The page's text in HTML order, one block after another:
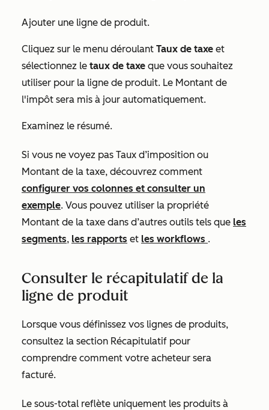
Ajouter une ligne de produit.
Cliquez sur le menu déroulant Taux de taxe et
sélectionnez le taux de taxe que vous souhaitez
utiliser pour la ligne de produit. Le Montant de
l'impôt sera mis à jour automatiquement.
Examinez le résumé.
Si vous ne voyez pas Taux d’imposition ou
Montant de la taxe, découvrez comment
configurer vos colonnes et consulter un
exemple. Vous pouvez utiliser la propriété
Montant de la taxe dans d’autres outils tels que les
segments, les rapports et les workflows .
Consulter le récapitulatif de la
ligne de produit
Lorsque vous définissez vos lignes de produits,
consultez la section Récapitulatif pour
comprendre comment votre acheteur sera
facturé.
Le sous-total reflète uniquement les produits à